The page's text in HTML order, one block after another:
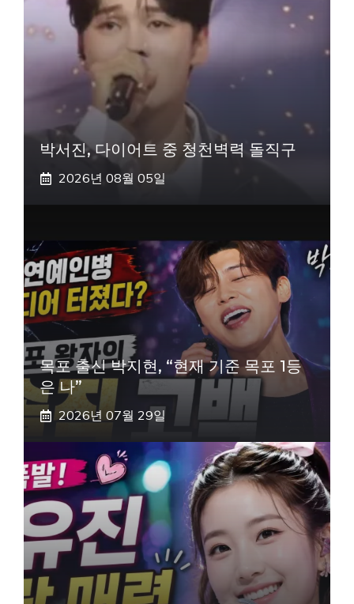
박서진, 다이어트 중 청천벽력 돌직구
2026년 08월 05일
목포 출신 박지현, “현재 기준 목포 1등
은 나”
2026년 07월 29일